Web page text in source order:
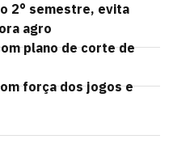
2° semestre, evita
agro
plano de corte de
força dos jogos e